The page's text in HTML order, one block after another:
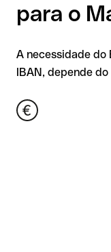
para o
A necessidade do
IBAN, depende